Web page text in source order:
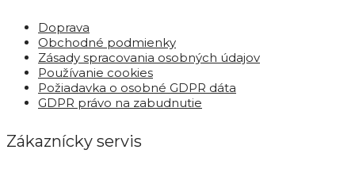
Doprava
Obchodné podmienky
Zásady spracovania osobných údajov
Používanie cookies
Požiadavka o osobné GDPR dáta
GDPR právo na zabudnutie
Zákaznícky servis